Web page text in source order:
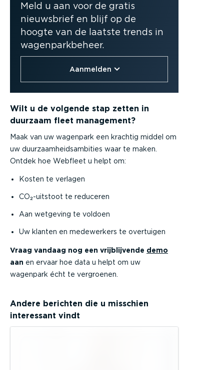
Meld u aan voor de gratis
nieuwsbrief en blijf op de
hoogte van de laatste trends in
wagenparkbeheer.
Aanmelden
Wilt u de volgende stap zetten in
duurzaam fleet management?
Maak van uw wagenpark een krachtig middel om
uw duurzaamheidsambities waar te maken.
Ontdek hoe Webfleet u helpt om:
Kosten te verlagen
CO₂-uitstoot te reduceren
Aan wetgeving te voldoen
Uw klanten en medewerkers te overtuigen
Vraag vandaag nog een vrijblijvende demo
aan en ervaar hoe data u helpt om uw
wagenpark écht te vergroenen.
Andere berichten die u misschien
interessant vindt